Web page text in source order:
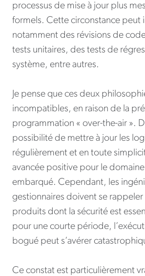
processus de mise à jour plus
formels. Cette circonstance peut
notamment des révisions de
tests unitaires, des tests de
système, entre autres.
Je pense que ces deux
incompatibles, en raison de la
programmation « over-the-air ».
possibilité de mettre à jour les
régulièrement et en toute
avancée positive pour le
embarqué. Cependant, les
gestionnaires doivent se
produits dont la sécurité est
pour une courte période,
bogué peut s’avérer
Ce constat est particulièrement